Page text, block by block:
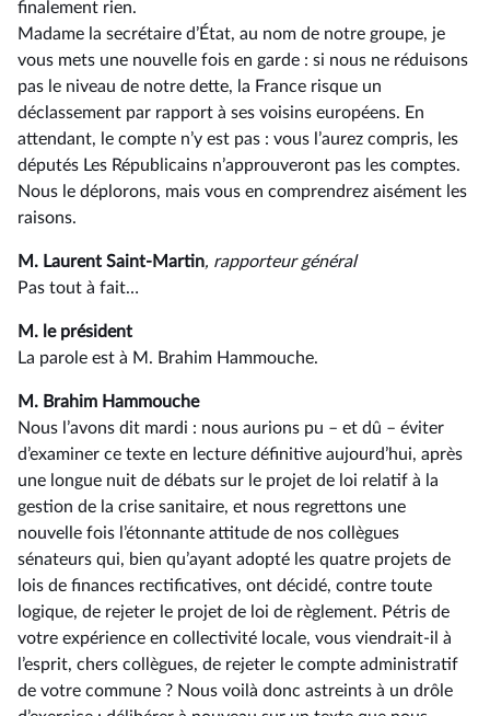
finalement rien.
Madame la secrétaire d’État, au nom de notre groupe, je
vous mets une nouvelle fois en garde : si nous ne réduisons
pas le niveau de notre dette, la France risque un
déclassement par rapport à ses voisins européens. En
attendant, le compte n’y est pas : vous l’aurez compris, les
députés Les Républicains n’approuveront pas les comptes.
Nous le déplorons, mais vous en comprendrez aisément les
raisons.
M. Laurent Saint-Martin, rapporteur général
Pas tout à fait…
M. le président
La parole est à M. Brahim Hammouche.
M. Brahim Hammouche
Nous l’avons dit mardi : nous aurions pu –⁠ et dû – éviter
d’examiner ce texte en lecture définitive aujourd’hui, après
une longue nuit de débats sur le projet de loi relatif à la
gestion de la crise sanitaire, et nous regrettons une
nouvelle fois l’étonnante attitude de nos collègues
sénateurs qui, bien qu’ayant adopté les quatre projets de
lois de finances rectificatives, ont décidé, contre toute
logique, de rejeter le projet de loi de règlement. Pétris de
votre expérience en collectivité locale, vous viendrait-il à
l’esprit, chers collègues, de rejeter le compte administratif
de votre commune ? Nous voilà donc astreints à un drôle